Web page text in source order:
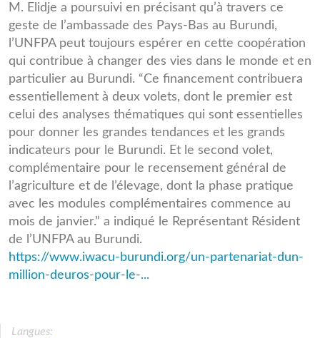
M. Elidje a poursuivi en précisant qu’à travers ce
geste de l’ambassade des Pays-Bas au Burundi,
l’UNFPA peut toujours espérer en cette coopération
qui contribue à changer des vies dans le monde et en
particulier au Burundi. “Ce financement contribuera
essentiellement à deux volets, dont le premier est
celui des analyses thématiques qui sont essentielles
pour donner les grandes tendances et les grands
indicateurs pour le Burundi. Et le second volet,
complémentaire pour le recensement général de
l’agriculture et de l’élevage, dont la phase pratique
avec les modules complémentaires commence au
mois de janvier.” a indiqué le Représentant Résident
de l’UNFPA au Burundi.
https://www.iwacu-burundi.org/un-partenariat-dun-
million-deuros-pour-le-...
Langues: